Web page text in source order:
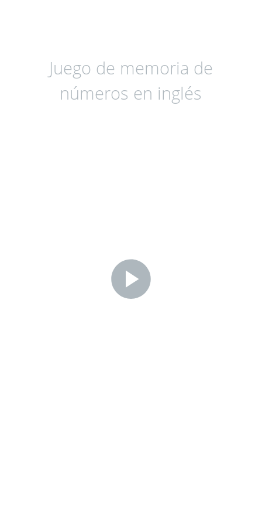
Juego de memoria de
números en inglés